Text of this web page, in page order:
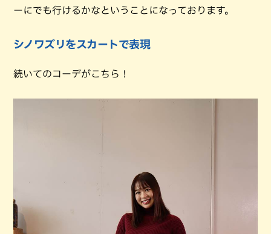
ーにでも行けるかなということになっております。
シノワズリをスカートで表現
続いてのコーデがこちら！